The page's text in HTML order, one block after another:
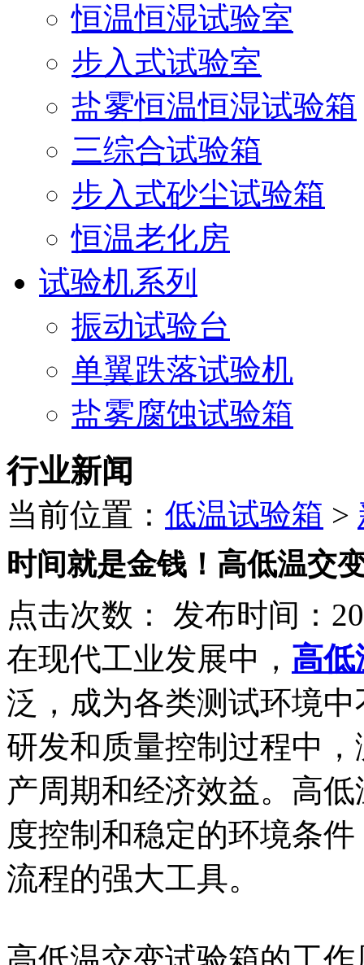
恒温恒湿试验室
步入式试验室
盐雾恒温恒湿试验箱
三综合试验箱
步入式砂尘试验箱
恒温老化房
试验机系列
振动试验台
单翼跌落试验机
盐雾腐蚀试验箱
行业新闻
当前位置： 低温试验箱 >
时间就是金钱！高低温交
点击次数：
发布时间：
在现代工业发展中， 高低
泛，成为各类测试环境
研发和质量控制过程中
产周期和经济效益。高
度控制和稳定的环境条
流程的强大工具。